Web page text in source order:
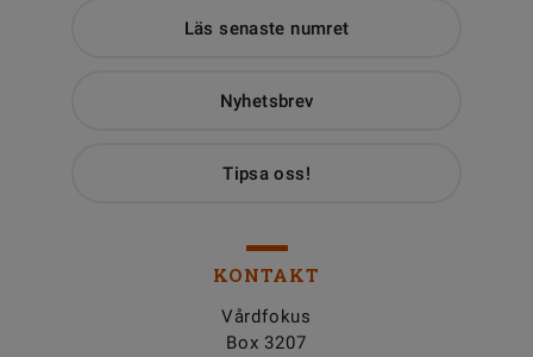
Läs senaste numret
Nyhetsbrev
Tipsa oss!
KONTAKT
Vårdfokus
Box 3207